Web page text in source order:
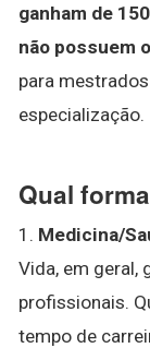
ganham de
não possuem
para
especialização.
Qual
1. Medicina/
Vida, em geral,
profissionais.
tempo de